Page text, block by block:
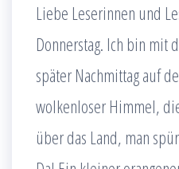
Liebe Leserinnen und
Donnerstag. Ich bin mit
später Nachmittag auf
wolkenloser Himmel,
über das Land, man